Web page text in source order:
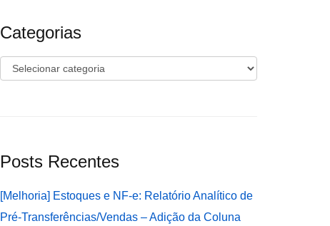
Categorias
Categorias
Posts Recentes
[Melhoria] Estoques e NF-e: Relatório Analítico de
Pré-Transferências/Vendas – Adição da Coluna